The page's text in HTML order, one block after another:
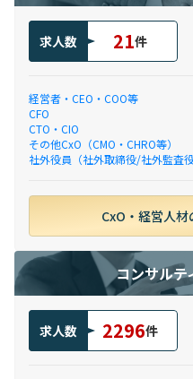
求人数 21件
経営者・CEO・COO等
CFO
CTO・CIO
その他CxO（CMO・CHRO等）
社外役員（社外取締役/社外監査役
CxO・経営人
コンサルテ
求人数 2296件